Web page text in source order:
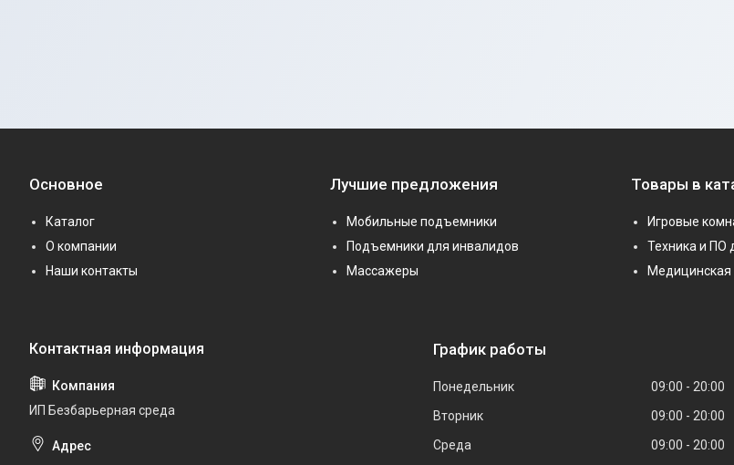
Основное
Каталог
О компании
Наши контакты
Лучшие предложения
Мобильные подъемники
Подъемники для инвалидов
Массажеры
Товары в
Игровые
Техника и ПО
Медицинская
ИП Безбарьерная среда
График работы
Понедельник 09:00
20:00
Вторник
09:00
20:00
Среда
09:00 20:00